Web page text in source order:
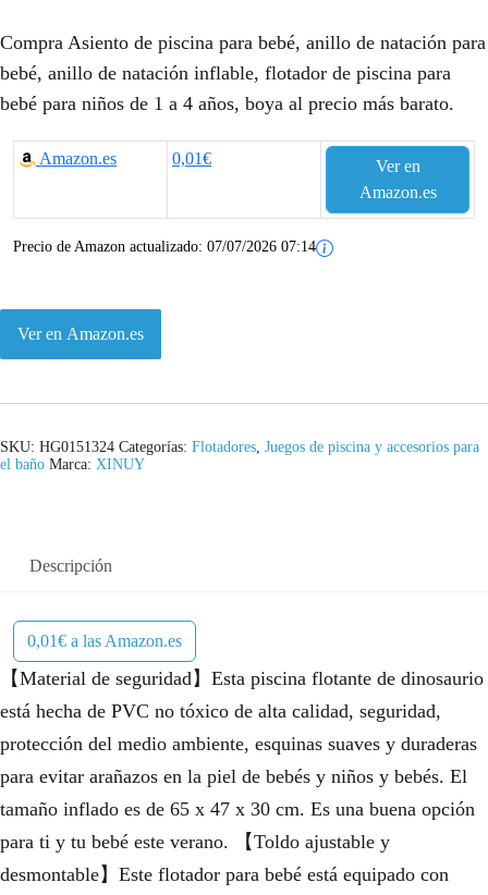
Compra Asiento de piscina para bebé, anillo de natación para
bebé, anillo de natación inflable, flotador de piscina para
bebé para niños de 1 a 4 años, boya al precio más barato.
Amazon.es 0,01€
Ver en
Amazon.es
Precio de Amazon actualizado: 07/07/2026 07:14
Ver en Amazon.es
SKU: HG0151324 Categorías: Flotadores, Juegos de piscina y accesorios para
el baño Marca: XINUY
Descripción
0,01€ a las Amazon.es
【Material de seguridad】Esta piscina flotante de dinosaurio
está hecha de PVC no tóxico de alta calidad, seguridad,
protección del medio ambiente, esquinas suaves y duraderas
para evitar arañazos en la piel de bebés y niños y bebés. El
tamaño inflado es de 65 x 47 x 30 cm. Es una buena opción
para ti y tu bebé este verano. 【Toldo ajustable y
desmontable】Este flotador para bebé está equipado con